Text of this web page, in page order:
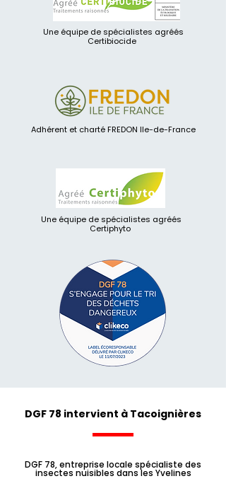
Une équipe de spécialistes agréés
Certibiocide
Adhérent et charté FREDON Ile-de-France
Une équipe de spécialistes agréés
Certiphyto
DGF 78 intervient à Tacoignières
DGF 78, entreprise locale spécialiste des
insectes nuisibles dans les Yvelines